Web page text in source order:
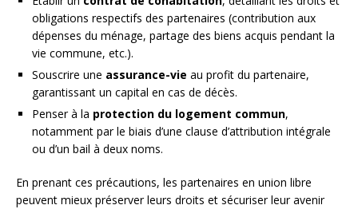
obligations respectifs des partenaires (contribution aux
dépenses du ménage, partage des biens acquis pendant la
vie commune, etc.).
Souscrire une assurance-vie au profit du partenaire,
garantissant un capital en cas de décès.
Penser à la protection du logement commun,
notamment par le biais d’une clause d’attribution intégrale
ou d’un bail à deux noms.
En prenant ces précautions, les partenaires en union libre
peuvent mieux préserver leurs droits et sécuriser leur avenir